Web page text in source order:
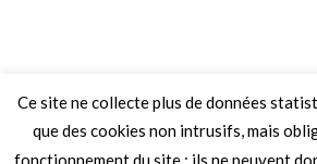
Ce site ne collecte plus de données
que des cookies non intrusifs, mais
fonctionnement du site ; ils ne peuvent